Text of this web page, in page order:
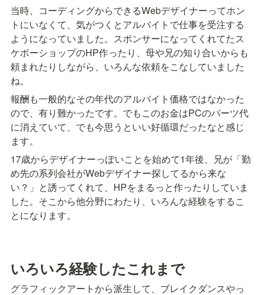
当時、コーディングからできるWebデザイナーってホン
トにいなくて、気がつくとアルバイトで仕事を受注する
ようになっていました。スポンサーになってくれてたス
ケボーショップのHP作ったり、母や兄の知り合いからも
頼まれたりしながら、いろんな依頼をこなしていました
ね。
報酬も一般的なその年代のアルバイト価格ではなかった
ので、有り難かったです。でもこのお金はPCのパーツ代
に消えていて、でも今思うといい好循環だったなと感じ
ます。
17歳からデザイナーっぽいことを始めて1年後、兄が「勤
め先の系列会社がWebデザイナー探してるから来な
い？」と誘ってくれて、HPをまるっと作ったりしていま
した。そこから他分野にわたり、いろんな経験をするこ
とになります。
いろいろ経験したこれまで
グラフィックアートから派生して、ブレイクダンスやっ